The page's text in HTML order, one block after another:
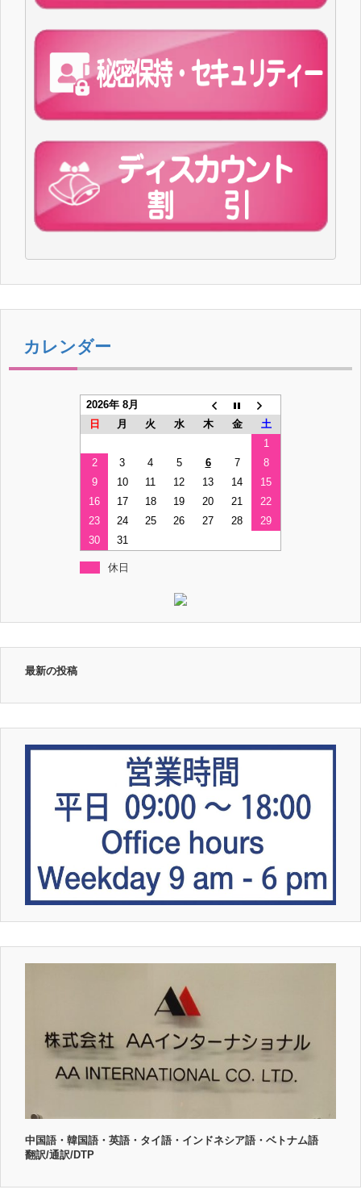
カレンダー
2026年 8月
日
月 火 水 木 金
土
1
2
3 4 5 6 7
8
9
10 11 12 13 14
15
16
17 18 19 20 21
22
23
24 25 26 27 28
29
30
31
休日
最新の投稿
中国語・韓国語・英語・タイ語・インドネシア語・ベトナム語
翻訳/通訳/DTP